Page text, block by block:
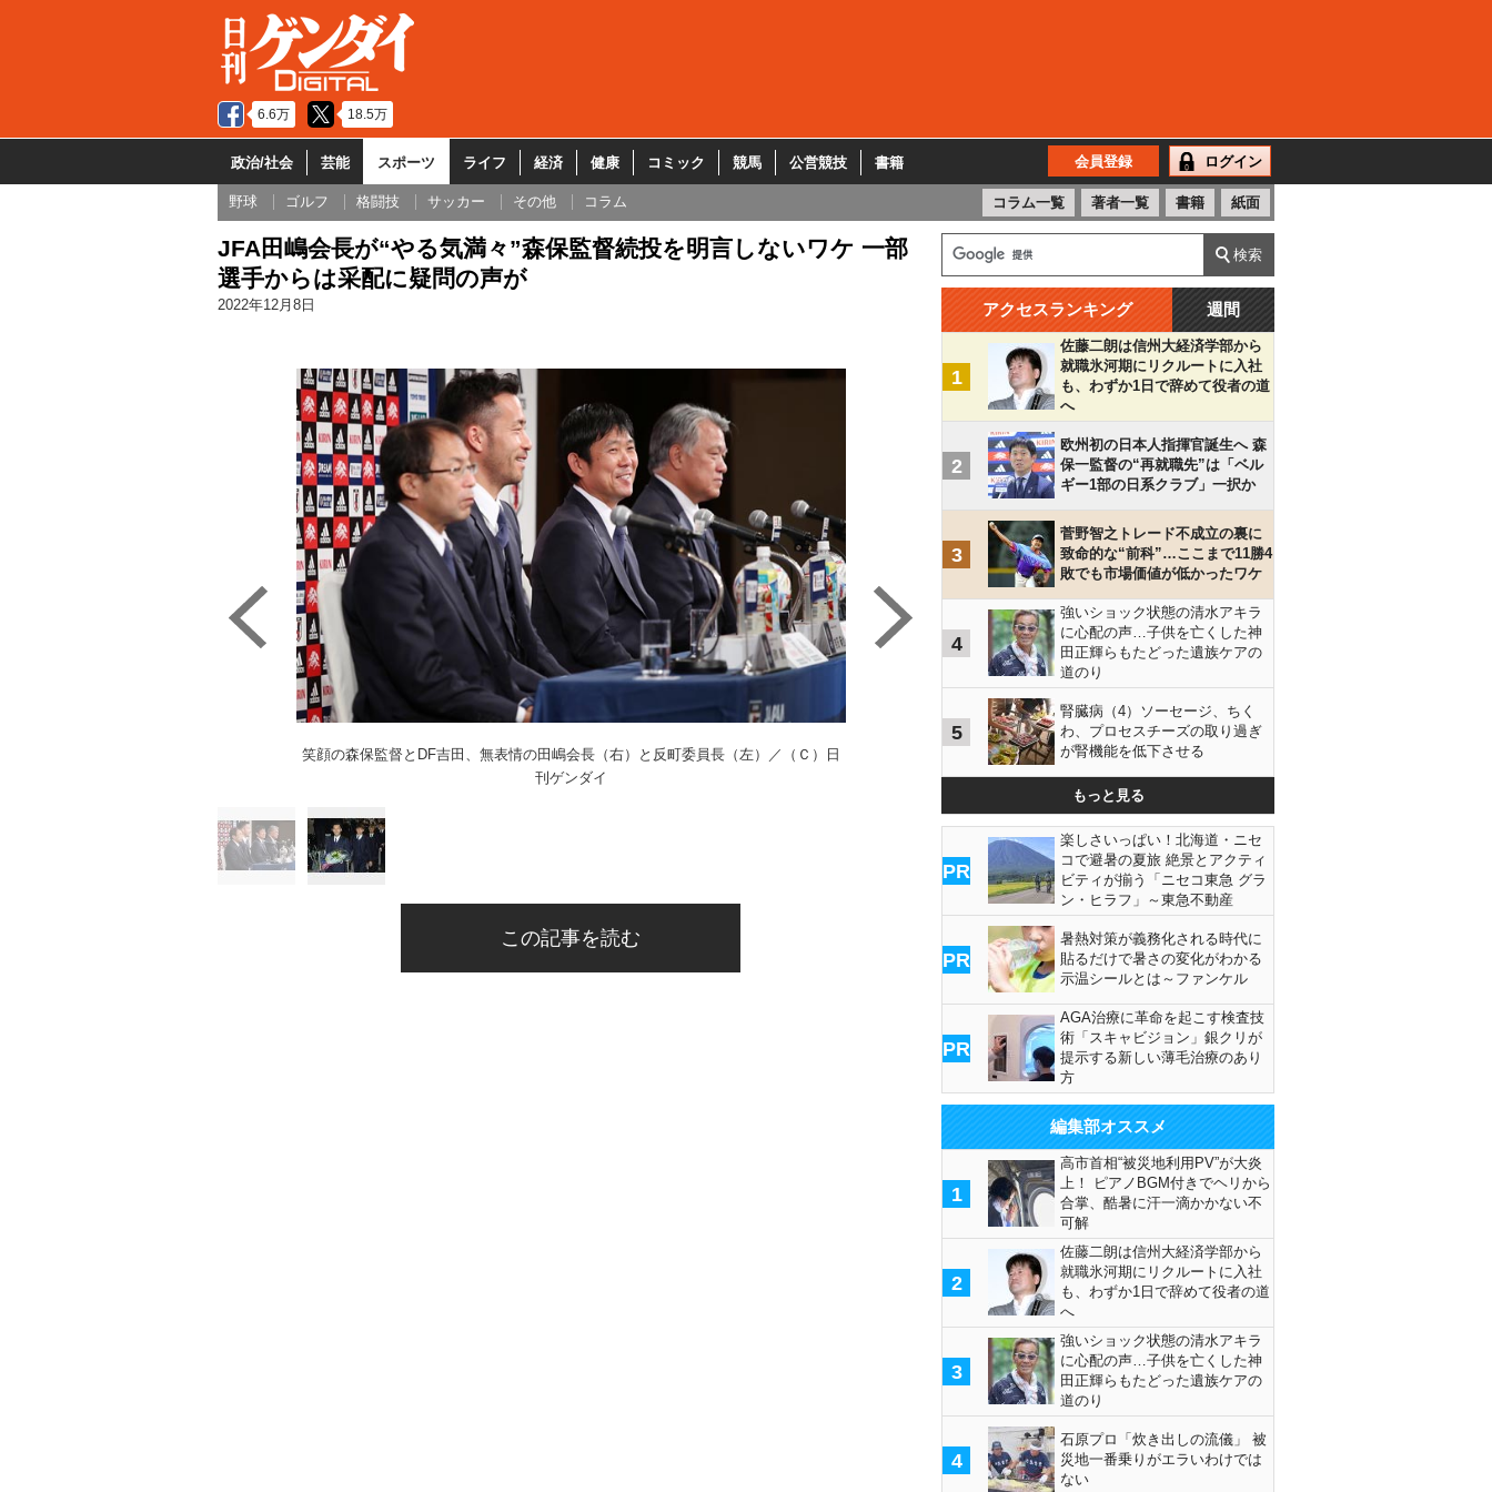
6.6万 18.5万
政治/社会 芸能 スポーツ ライフ 経済 健康 コミック 競馬 公営競技 書籍 会員登録 ログイン
野球 ゴルフ 格闘技 サッカー その他 コラム コラム一覧 著者一覧 書籍 紙面
JFA田嶋会長が“やる気満々”森保監督続投を明言しないワケ 一部
選手からは采配に疑問の声が
2022年12月8日
笑顔の森保監督とDF吉田、無表情の田嶋会長（右）と反町委員長（左）／（Ｃ）日
刊ゲンダイ
カウンターだけの森保監督に物足りなさが…（帰国した吉田主将らの日本代表＝7
日、成田）／（Ｃ）日刊ゲンダイ
この記事を読む
アクセスランキング 週間
1
佐藤二朗は信州大経済学部から
就職氷河期にリクルートに入社
も、わずか1日で辞めて役者の道
へ
2
欧州初の日本人指揮官誕生へ 森
保一監督の“再就職先”は「ベル
ギー1部の日系クラブ」一択か
3
菅野智之トレード不成立の裏に
致命的な“前科”…ここまで11勝4
敗でも市場価値が低かったワケ
4
強いショック状態の清水アキラ
に心配の声…子供を亡くした神
田正輝らもたどった遺族ケアの
道のり
5
腎臓病（4）ソーセージ、ちく
わ、プロセスチーズの取り過ぎ
が腎機能を低下させる
もっと見る
PR
楽しさいっぱい！北海道・ニセ
コで避暑の夏旅 絶景とアクティ
ビティが揃う「ニセコ東急 グラ
ン・ヒラフ」～東急不動産
PR
暑熱対策が義務化される時代に
貼るだけで暑さの変化がわかる
示温シールとは～ファンケル
PR
AGA治療に革命を起こす検査技
術「スキャビジョン」銀クリが
提示する新しい薄毛治療のあり
方
編集部オススメ
1
高市首相“被災地利用PV”が大炎
上！ ピアノBGM付きでヘリから
合掌、酷暑に汗一滴かかない不
可解
2
佐藤二朗は信州大経済学部から
就職氷河期にリクルートに入社
も、わずか1日で辞めて役者の道
へ
3
強いショック状態の清水アキラ
に心配の声…子供を亡くした神
田正輝らもたどった遺族ケアの
道のり
4
石原プロ「炊き出しの流儀」 被
災地一番乗りがエラいわけでは
ない